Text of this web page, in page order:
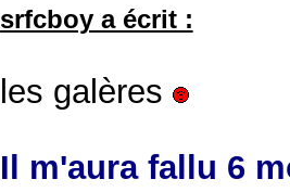
srfcboy a écrit :
les galères
Il m'aura fallu 6